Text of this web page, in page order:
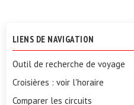
LIENS DE NAVIGATION
Outil de recherche de voyage
Croisières : voir l'horaire
Comparer les circuits